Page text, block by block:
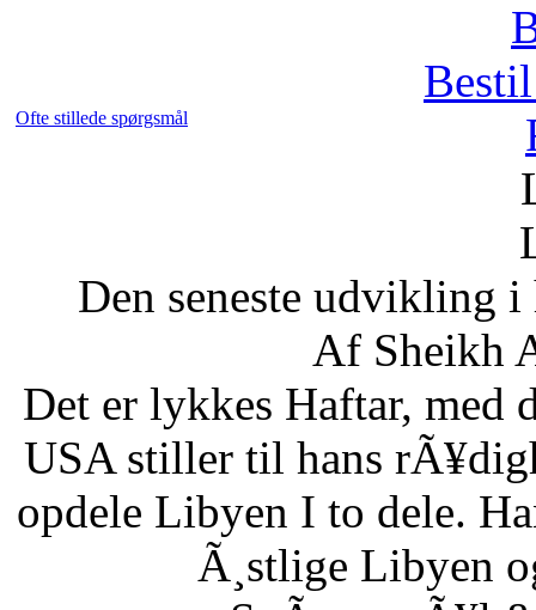
Ofte stillede spørgsmål
Den seneste udvikling
Af Sheikh
Det er lykkes Haftar, med
USA stiller til hans
opdele Libyen I to dele.
Ã¸stlige Libyen